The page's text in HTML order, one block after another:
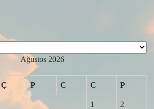
Ağustos 2026
Ç P C C P
1 2